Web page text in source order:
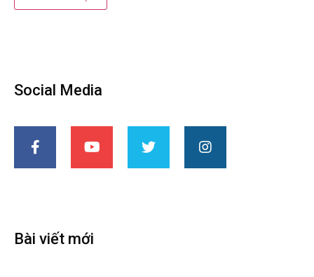
Social Media
Bài viết mới